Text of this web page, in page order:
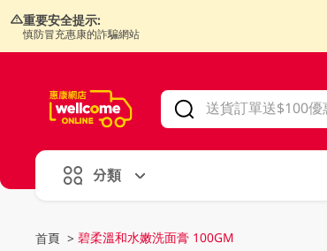
重要安全提示:
慎防冒充惠康的詐騙網站
分類
首頁 > 碧柔溫和水嫩洗面膏 100GM